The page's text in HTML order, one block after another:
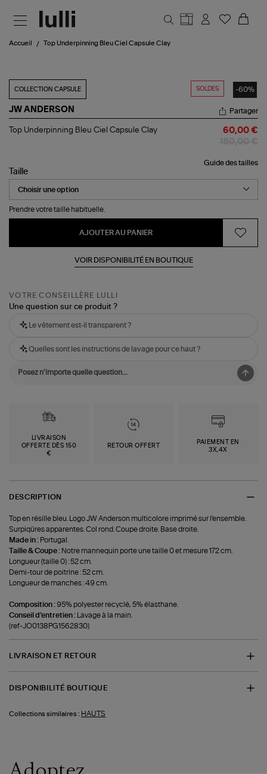
Accueil Top Underpinning Bleu Ciel Capsule Clay
SOLDES -60%
COLLECTION CAPSULE
JW ANDERSON
Top
Capsule
Clay
Partager
Top Underpinning Bleu Ciel Capsule Clay 60,00 €
Guide des tailles
Taille
Prendre votre taille habituelle.
AJOUTER AU PANIER
VOIR DISPONIBILITÉ EN BOUTIQUE
VOTRE CONSEILLÈRE LULLI
Une question sur ce produit ?
Le vêtement est-il transparent ?
Quelles sont les instructions de lavage pour ce haut ?
LIVRAISON
OFFERTE DÈS 150
€
RETOUR OFFERT
PAIEMENT EN
3X,4X
DESCRIPTION
Top en résille bleu. Logo JW Anderson multicolore imprimé sur l'ensemble.
Surpiqûres apparentes. Col rond. Coupe droite. Base droite.
Made in : Portugal.
Taille & Coupe : Notre mannequin porte une taille 0 et mesure 172 cm.
Longueur (taille 0) : 52 cm.
Demi-tour de poitrine : 52 cm.
Longueur de manches : 49 cm.
Composition : 95% polyester recyclé, 5% élasthane.
Conseil d'entretien : Lavage à la main.
(ref-JO0138PG1562830)
LIVRAISON ET RETOUR
DISPONIBILITÉ BOUTIQUE
Collections similaires : HAUTS